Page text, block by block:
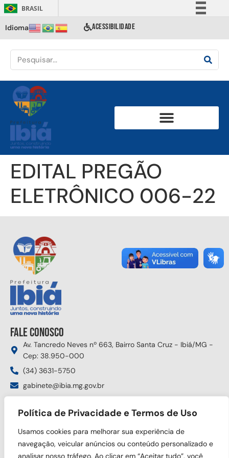
Política de Privacidade e Termos de Uso
Usamos cookies para melhorar sua experiência de
navegação, veicular anúncios ou conteúdo personalizado e
analisar nosso tráfego. Ao clicar em “Aceitar tudo”, você
BRASIL
Comunica BR
Acesso à informação
Idioma ACESSIBILIDADE
EDITAL PREGÃO
ELETRÔNICO 006-22
Fale conosco
Av. Tancredo Neves nº 663, Bairro Santa Cruz - Ibiá/MG -
Cep: 38.950-000
(34) 3631-5750
gabinete@ibia.mg.gov.br